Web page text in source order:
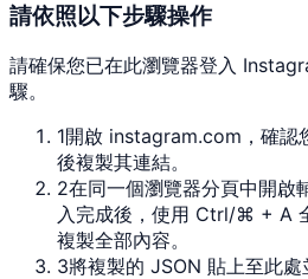
請依照以下步驟操作
請確保您已在此瀏覽器登入
驟。
1開啟 instagram.com，確認
後複製其連結。
2在同一個瀏覽器分頁中開啟
入完成後，使用 Ctrl/⌘ + A
複製全部內容。
3將複製的 JSON 貼上至此